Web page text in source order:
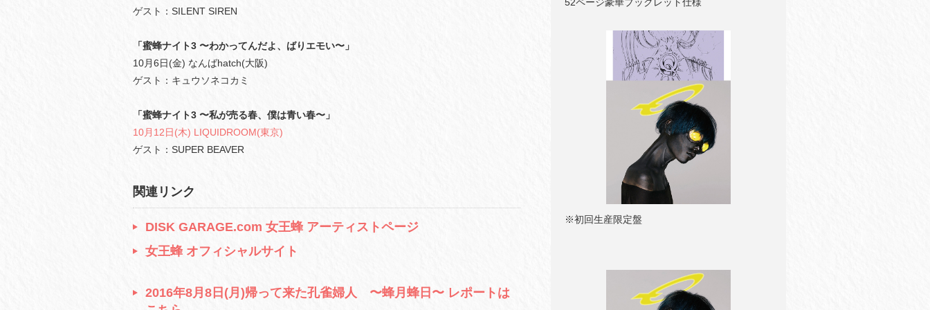
ゲスト：SILENT SIREN
「蜜蜂ナイト3 〜わかってんだよ、ばりエモい〜」
10月6日(金) なんばhatch(大阪)
ゲスト：キュウソネコカミ
「蜜蜂ナイト3 〜私が売る春、僕は青い春〜」
10月12日(木) LIQUIDROOM(東京)
ゲスト：SUPER BEAVER
関連リンク
DISK GARAGE.com 女王蜂 アーティストページ
女王蜂 オフィシャルサイト
2016年8月8日(月)帰って来た孔雀婦人 〜蜂月蜂日〜 レポートは
※初回生産限定盤